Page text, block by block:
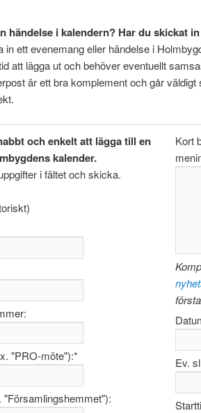
händelse i kalendern? Har du skickat
in ett evenemang eller händelse i
att lägga ut och behöver eventuellt
är ett bra komplement och går
och enkelt att lägga till en
kalender.
i fältet och skicka.
"PRO-möte"):*
"Församlingshemmet"):
Kort
Ev.